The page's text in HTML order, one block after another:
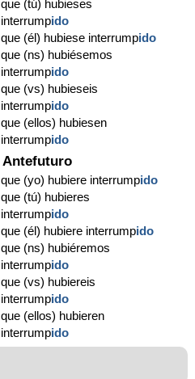
que (tú) hubieses
interrumpido
que (él) hubiese interrumpido
que (ns) hubiésemos
interrumpido
que (vs) hubieseis
interrumpido
que (ellos) hubiesen
interrumpido
Antefuturo
que (yo) hubiere interrumpido
que (tú) hubieres
interrumpido
que (él) hubiere interrumpido
que (ns) hubiéremos
interrumpido
que (vs) hubiereis
interrumpido
que (ellos) hubieren
interrumpido